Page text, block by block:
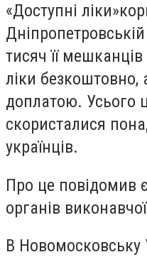
«Доступні
тисяч її
ліки
доплатою. Усього
скористалися
українців.
Про це повідомив
органів
В